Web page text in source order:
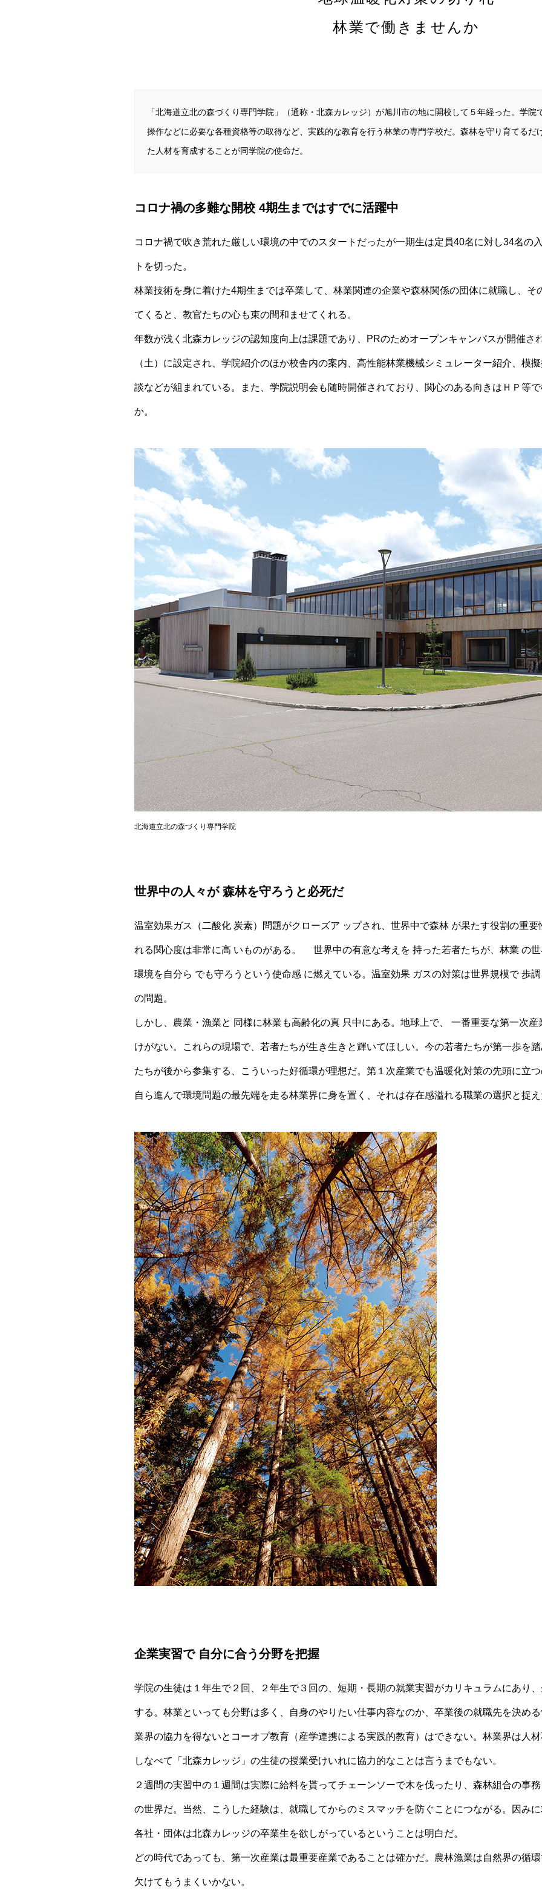
林業で働きませんか
「北海道立北の森づくり専門学院」（通称・北森カレッジ）が旭川市の地に開校して５年経った。学
操作などに必要な各種資格等の取得など、実践的な教育を行う林業の専門学校だ。森林を守り育てるだ
た人材を育成することが同学院の使命だ。
コロナ禍の多難な開校 4期生まではすでに活躍中
コロナ禍で吹き荒れた厳しい環境の中でのスタートだったが一期生は定員40名に対し34名の
トを切った。
林業技術を身に着けた4期生までは卒業して、林業関連の企業や森林関係の団体に就職し、そ
てくると、教官たちの心も束の間和ませてくれる。
年数が浅く北森カレッジの認知度向上は課題であり、PRのためオープンキャンパスが開催さ
（土）に設定され、学院紹介のほか校舎内の案内、高性能林業機械シミュレーター紹介、模
談などが組まれている。また、学院説明会も随時開催されており、関心のある向きはＨＰ等
か。
北海道立北の森づくり専門学院
世界中の人々が 森林を守ろうと必死だ
温室効果ガス（二酸化 炭素）問題がクローズア ップされ、世界中で森林 が果たす役割の重
れる関心度は非常に高 いものがある。 世界中の有意な考えを 持った若者たちが、林業 の
環境を自分ら でも守ろうという使命感 に燃えている。温室効果 ガスの対策は世界規模で 歩
の問題。
しかし、農業・漁業と 同様に林業も高齢化の真 只中にある。地球上で、 一番重要な第一次
けがない。これらの現場で、若者たちが生き生きと輝いてほしい。今の若者たちが第一歩を
たちが後から参集する、こういった好循環が理想だ。第１次産業でも温暖化対策の先頭に立
自ら進んで環境問題の最先端を走る林業界に身を置く、それは存在感溢れる職業の選択と捉
企業実習で 自分に合う分野を把握
学院の生徒は１年生で２回、２年生で３回の、短期・長期の就業実習がカリキュラムにあり
する。林業といっても分野は多く、自身のやりたい仕事内容なのか、卒業後の就職先を決め
業界の協力を得ないとコーオプ教育（産学連携による実践的教育）はできない。林業界は人
しなべて「北森カレッジ」の生徒の授業受けいれに協力的なことは言うまでもない。
２週間の実習中の１週間は実際に給料を貰ってチェーンソーで木を伐ったり、森林組合の事
の世界だ。当然、こうした経験は、就職してからのミスマッチを防ぐことにつながる。因み
各社・団体は北森カレッジの卒業生を欲しがっているということは明白だ。
どの時代であっても、第一次産業は最重要産業であることは確かだ。農林漁業は自然界の循
欠けてもうまくいかない。